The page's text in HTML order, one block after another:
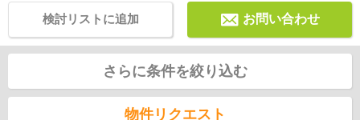
お問い合わせ
検討リストに追加
さらに条件を絞り込む
物件リクエスト